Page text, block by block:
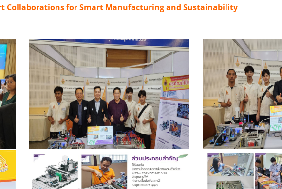
Collaborations for Smart Manufacturing and Sustainability